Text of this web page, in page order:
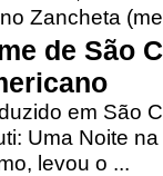
Zancheta
de São
em São
Uma Noite
levou o ...